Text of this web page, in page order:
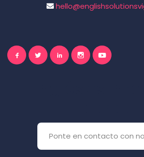
Ponte en contacto con